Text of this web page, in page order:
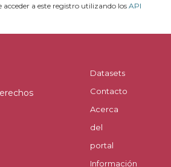
a este registro utilizando los API
Datasets
Contacto
Acerca
del
portal
Información